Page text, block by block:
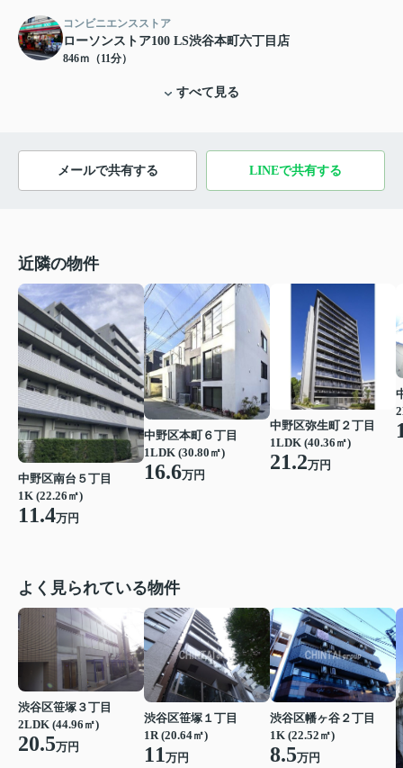
コンビニエンスストア
ローソンストア100 LS渋谷本町六丁目店
846ｍ（11分）
すべて見る
メールで共有する LINEで共有する
近隣の物件
中野区南台５丁目
1K (22.26㎡)
11.4万円
中野区本町６丁目
1LDK (30.80㎡)
16.6万円
中野区弥生町２丁目
1LDK (40.36㎡)
21.2万円
よく見られている物件
渋谷区笹塚３丁目
2LDK (44.96㎡)
20.5万円
渋谷区笹塚１丁目
1R (20.64㎡)
11万円
渋谷区幡ヶ谷２丁目
1K (22.52㎡)
8.5万円